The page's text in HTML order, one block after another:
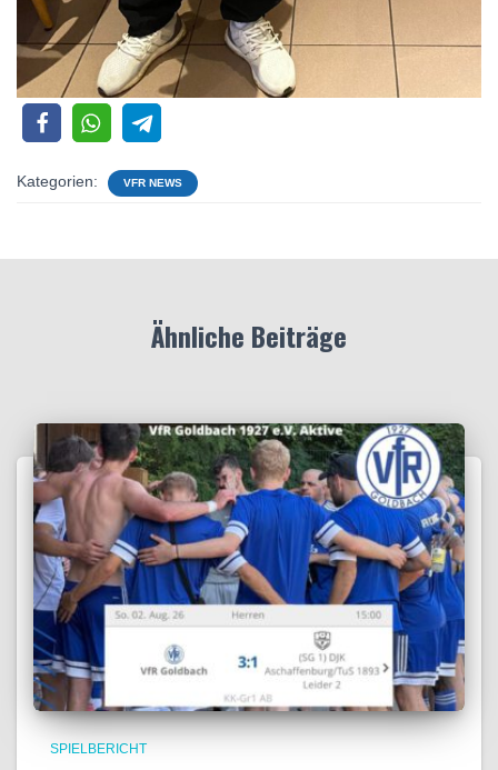
Kategorien: VFR NEWS
Ähnliche Beiträge
SPIELBERICHT